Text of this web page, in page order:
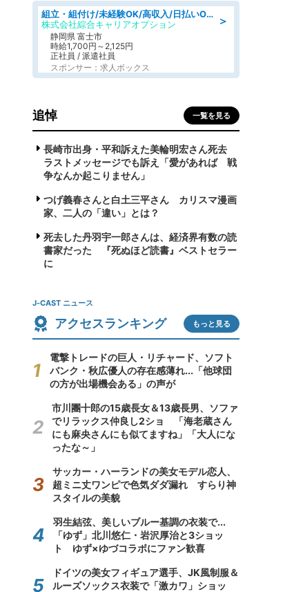
＞
組立・組付け/未経験OK/高収入/日払いOK/交替制/20・30・40代活躍中
株式会社綜合キャリアオプション
静岡県 富士市
時給1,700円～2,125円
正社員 / 派遣社員
スポンサー：求人ボックス
追悼 一覧を見る
長崎市出身・平和訴えた美輪明宏さん死去
ラストメッセージでも訴え「愛があれば 戦
争なんか起こりません」
つげ義春さんと白土三平さん カリスマ漫画
家、二人の「違い」とは？
死去した丹羽宇一郎さんは、経済界有数の読
書家だった 『死ぬほど読書』ベストセラー
に
J-CAST ニュース
アクセスランキング もっと見る
電撃トレードの巨人・リチャード、ソフト
バンク・秋広優人の存在感薄れ...「他球団
の方が出場機会ある」の声が
市川團十郎の15歳長女＆13歳長男、ソファ
でリラックス仲良し2ショ 「海老蔵さん
にも麻央さんにも似てますね」「大人にな
ったな～」
サッカー・ハーランドの美女モデル恋人、
超ミニ丈ワンピで色気ダダ漏れ すらり神
スタイルの美貌
羽生結弦、美しいブルー基調の衣装で...
「ゆず」北川悠仁・岩沢厚治と3ショッ
ト ゆず×ゆづコラボにファン歓喜
ドイツの美女フィギュア選手、JK風制服＆
ルーズソックス衣装で「激カワ」ショッ